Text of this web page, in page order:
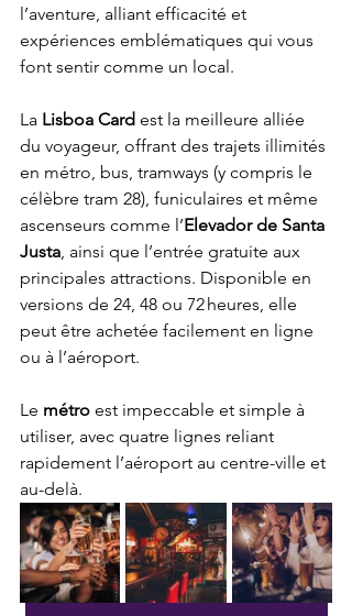
l’aventure, alliant efficacité et
expériences emblématiques qui vous
font sentir comme un local.
La Lisboa Card est la meilleure alliée
du voyageur, offrant des trajets illimités
en métro, bus, tramways (y compris le
célèbre tram 28), funiculaires et même
ascenseurs comme l’Elevador de Santa
Justa, ainsi que l’entrée gratuite aux
principales attractions. Disponible en
versions de 24, 48 ou 72 heures, elle
peut être achetée facilement en ligne
ou à l’aéroport.
Le métro est impeccable et simple à
utiliser, avec quatre lignes reliant
rapidement l’aéroport au centre-ville et
au-delà.